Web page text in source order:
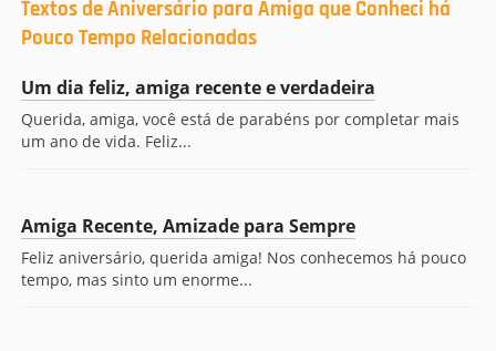
Textos de Aniversário para Amiga que Conheci há
Pouco Tempo Relacionadas
Um dia feliz, amiga recente e verdadeira
Querida, amiga, você está de parabéns por completar mais
um ano de vida. Feliz...
Amiga Recente, Amizade para Sempre
Feliz aniversário, querida amiga! Nos conhecemos há pouco
tempo, mas sinto um enorme...